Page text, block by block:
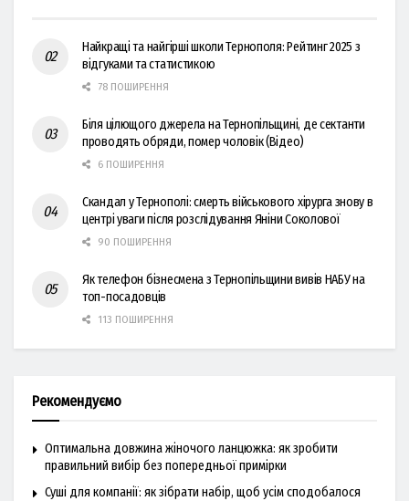
Найкращі та найгірші школи Тернополя: Рейтинг 2025 з
відгуками та статистикою
78 ПОШИРЕННЯ
Біля цілющого джерела на Тернопільщині, де сектанти
проводять обряди, помер чоловік (Відео)
6 ПОШИРЕННЯ
Скандал у Тернополі: смерть військового хірурга знову в
центрі уваги після розслідування Яніни Соколової
90 ПОШИРЕННЯ
Як телефон бізнесмена з Тернопільщини вивів НАБУ на
топ-посадовців
113 ПОШИРЕННЯ
Рекомендуємо
Оптимальна довжина жіночого ланцюжка: як зробити
правильний вибір без попередньої примірки
Суші для компанії: як зібрати набір, щоб усім сподобалося